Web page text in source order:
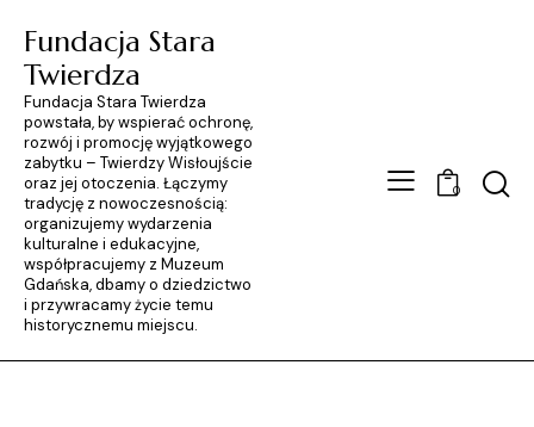
Fundacja Stara
Twierdza
Fundacja Stara Twierdza
powstała, by wspierać ochronę,
rozwój i promocję wyjątkowego
zabytku – Twierdzy Wisłoujście
oraz jej otoczenia. Łączymy
tradycję z nowoczesnością:
organizujemy wydarzenia
kulturalne i edukacyjne,
współpracujemy z Muzeum
Gdańska, dbamy o dziedzictwo
i przywracamy życie temu
historycznemu miejscu.
0